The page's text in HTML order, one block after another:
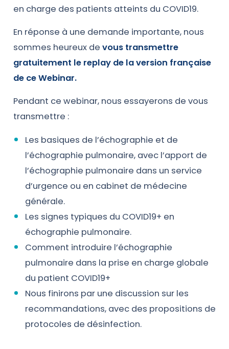
en charge des patients atteints du COVID19.
En réponse à une demande importante, nous
sommes heureux de vous transmettre
gratuitement le replay de la version française
de ce Webinar.
Pendant ce webinar, nous essayerons de vous
transmettre :
Les basiques de l’échographie et de
l’échographie pulmonaire, avec l’apport de
l’échographie pulmonaire dans un service
d’urgence ou en cabinet de médecine
générale.
Les signes typiques du COVID19+ en
échographie pulmonaire.
Comment introduire l’échographie
pulmonaire dans la prise en charge globale
du patient COVID19+
Nous finirons par une discussion sur les
recommandations, avec des propositions de
protocoles de désinfection.